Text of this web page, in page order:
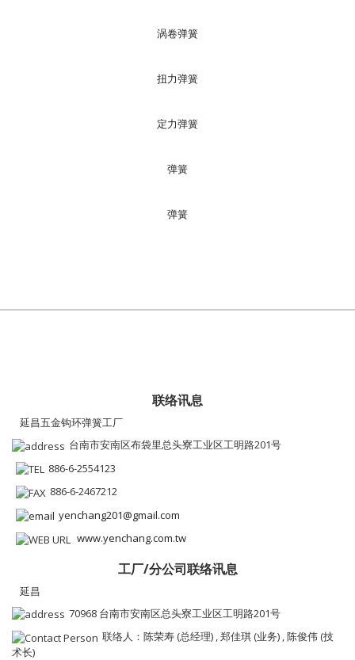
涡卷弹簧
扭力弹簧
定力弹簧
弹簧
弹簧
联络讯息
延昌五金钩环弹簧工厂
台南市安南区布袋里总头寮工业区工明路201号
886-6-2554123
886-6-2467212
yenchang201@gmail.com
www.yenchang.com.tw
工厂/分公司联络讯息
延昌
70968 台南市安南区总头寮工业区工明路201号
联络人：陈荣寿 (总经理) , 郑佳琪 (业务) , 陈俊伟 (技
术长)